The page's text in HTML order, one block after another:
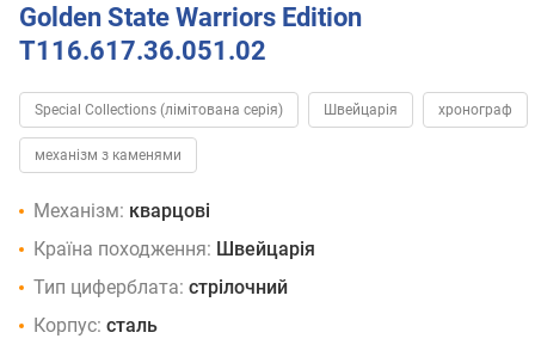
Golden State Warriors Edition
T116.617.36.051.02
Special Collections (лімітована серія) Швейцарія хронограф
механізм з каменями
Механізм: кварцові
Країна походження: Швейцарія
Тип циферблата: стрілочний
Корпус: сталь